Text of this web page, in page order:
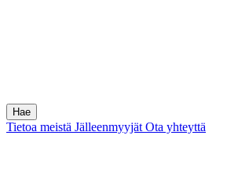
Tietoa meistä Jälleenmyyjät Ota yhteyttä